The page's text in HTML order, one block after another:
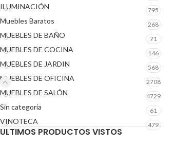
ILUMINACIÓN 795
Muebles Baratos 268
MUEBLES DE BAÑO 71
MUEBLES DE COCINA 146
MUEBLES DE JARDIN 568
MUEBLES DE OFICINA 2708
MUEBLES DE SALÓN 4729
Sin categoría 61
VINOTECA 479
ULTIMOS PRODUCTOS VISTOS